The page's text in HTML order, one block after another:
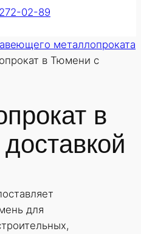
02-89
металлопроката
в Тюмени с
в
для